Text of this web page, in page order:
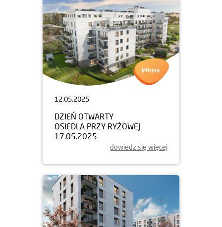
12.05.2025
DZIEŃ OTWARTY
OSIEDLA PRZY RYŻOWEJ
17.05.2025
dowiedz się więcej